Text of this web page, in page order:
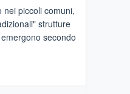
nei piccoli comuni,
strutture
secondo